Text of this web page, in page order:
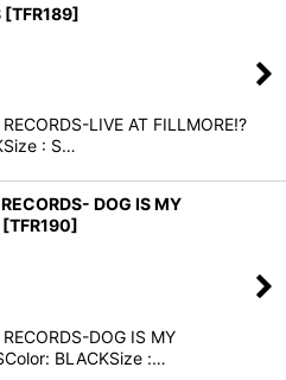
[TFR189]
LIVE AT FILLMORE!?
: S…
DOG IS MY
[TFR190]
DOG IS MY
BLACKSize :…